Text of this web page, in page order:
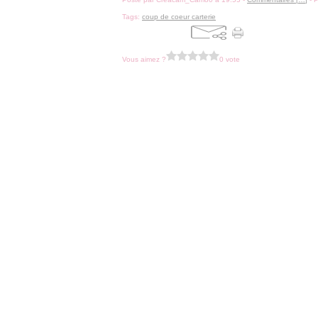
Tags: coup de coeur carterie
Vous aimez ? 0 vote